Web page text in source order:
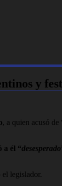
y
, a quien acusó de
a él “desesperado
el legislador.